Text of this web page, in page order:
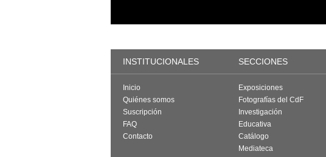
INSTITUCIONALES SECCIONES
Inicio
Quiénes somos
Suscripción
FAQ
Contacto
Exposiciones
Fotografías del CdF
Investigación
Educativa
Catálogo
Mediateca